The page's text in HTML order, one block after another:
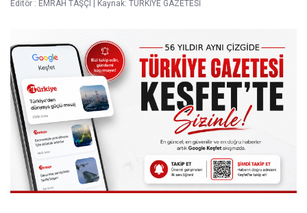
Editör : EMRAH TAŞÇI Kaynak: TÜRKİYE GAZETESİ